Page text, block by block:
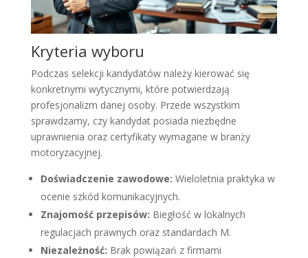
Kryteria wyboru
Podczas selekcji kandydatów należy kierować się
konkretnymi wytycznymi, które potwierdzają
profesjonalizm danej osoby. Przede wszystkim
sprawdzamy, czy kandydat posiada niezbędne
uprawnienia oraz certyfikaty wymagane w branży
motoryzacyjnej.
Doświadczenie zawodowe: Wieloletnia praktyka w
ocenie szkód komunikacyjnych.
Znajomość przepisów: Biegłość w lokalnych
regulacjach prawnych oraz standardach M.
Niezależność: Brak powiązań z firmami